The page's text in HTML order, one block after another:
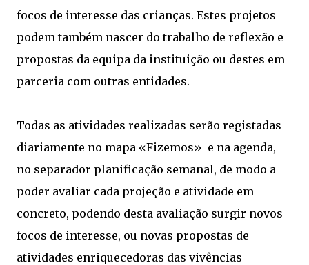
focos de interesse das crianças. Estes projetos
podem também nascer do trabalho de reflexão e
propostas da equipa da instituição ou destes em
parceria com outras entidades.
Todas as atividades realizadas serão registadas
diariamente no mapa «Fizemos» e na agenda,
no separador planificação semanal, de modo a
poder avaliar cada projeção e atividade em
concreto, podendo desta avaliação surgir novos
focos de interesse, ou novas propostas de
atividades enriquecedoras das vivências